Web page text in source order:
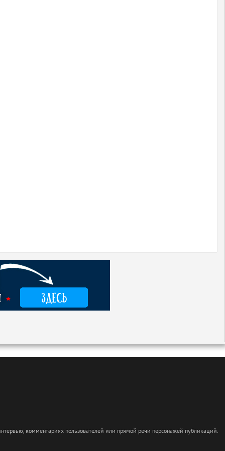
комментариях пользователей или прямой речи персонажей публикаций.